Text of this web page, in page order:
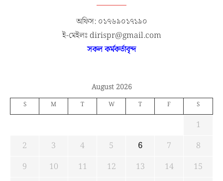
অফিস: ০১৭৬৯০১৭১৯০
ই-মেইলঃ dirispr@gmail.com
সকল কর্মকর্তাবৃন্দ
August 2026
S M T W T F S
1
2
3 4 5 6 7
8
9
10 11 12 13 14
15